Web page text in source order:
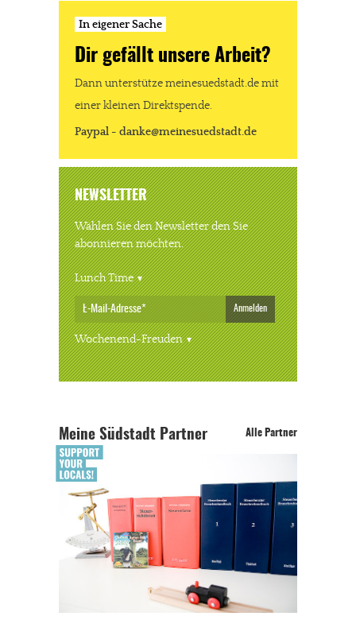
In eigener Sache
Dir gefällt unsere Arbeit?
Dann unterstütze meinesuedstadt.de mit
einer kleinen Direktspende.
Paypal - danke@meinesuedstadt.de
NEWSLETTER
Wählen Sie den Newsletter den Sie
abonnieren möchten.
Lunch Time
Anmelden
Wochenend-Freuden
Meine Südstadt Partner Alle Partner